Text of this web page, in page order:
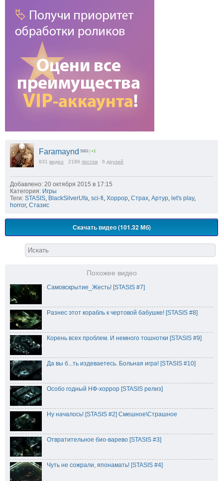
Faramaynd 5883 | +1
931 видео 2186 постов 6 друзей
Добавлено: 20 октября 2015 в 17:15
Категория: Игры
Теги: STASIS BlackSilverUfa sci-fi Хоррор Страх Артур let's play,
horror, Стазис
Скачать видео (101.32 Мб)
Похожее видео
Самовскрытие_Жесть! [STASIS #7]
Разнес этот корабль к чертовой бабушке! [STASIS #8]
Корень всех проблем. И немного тошнотки [STASIS #9]
Да вы б...ть издеваетесь. Больная игра! [STASIS #10]
Особо годный НФ-хоррор [STASIS релиз]
Ну началось! [STASIS #2] Смешное\Страшное
Отвратительное био-варево [STASIS #3]
Чуть не сожрали, японамать! [STASIS #4]